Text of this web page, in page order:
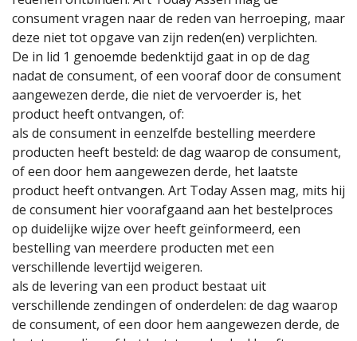
consument vragen naar de reden van herroeping, maar
deze niet tot opgave van zijn reden(en) verplichten.
De in lid 1 genoemde bedenktijd gaat in op de dag
nadat de consument, of een vooraf door de consument
aangewezen derde, die niet de vervoerder is, het
product heeft ontvangen, of:
als de consument in eenzelfde bestelling meerdere
producten heeft besteld: de dag waarop de consument,
of een door hem aangewezen derde, het laatste
product heeft ontvangen. Art Today Assen mag, mits hij
de consument hier voorafgaand aan het bestelproces
op duidelijke wijze over heeft geïnformeerd, een
bestelling van meerdere producten met een
verschillende levertijd weigeren.
als de levering van een product bestaat uit
verschillende zendingen of onderdelen: de dag waarop
de consument, of een door hem aangewezen derde, de